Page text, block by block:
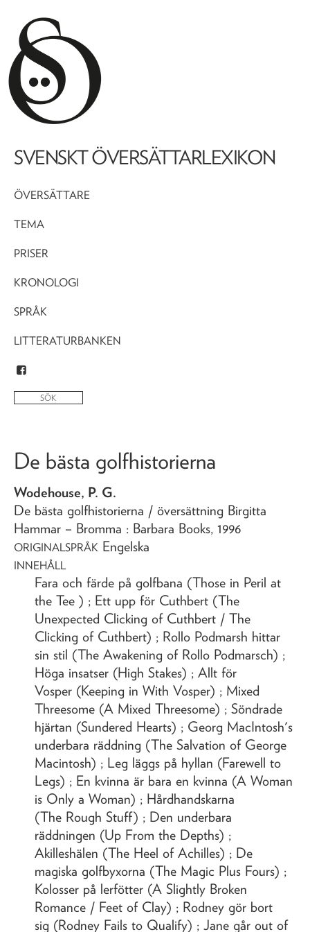
SVENSKT ÖVERSÄTTARLEXIKON
ÖVERSÄTTARE
TEMA
PRISER
KRONOLOGI
SPRÅK
LITTERATURBANKEN
De bästa golfhistorierna
Wodehouse, P. G.
De bästa golfhistorierna / översättning Birgitta
Hammar – Bromma : Barbara Books, 1996
ORIGINALSPRÅK Engelska
INNEHÅLL
Fara och färde på golfbana (Those in Peril at
the Tee ) ; Ett upp för Cuthbert (The
Unexpected Clicking of Cuthbert / The
Clicking of Cuthbert) ; Rollo Podmarsh hittar
sin stil (The Awakening of Rollo Podmarsch) ;
Höga insatser (High Stakes) ; Allt för
Vosper (Keeping in With Vosper) ; Mixed
Threesome (A Mixed Threesome) ; Söndrade
hjärtan (Sundered Hearts) ; Georg MacIntosh's
underbara räddning (The Salvation of George
Macintosh) ; Leg läggs på hyllan (Farewell to
Legs) ; En kvinna är bara en kvinna (A Woman
is Only a Woman) ; Hårdhandskarna
(The Rough Stuff) ; Den underbara
räddningen (Up From the Depths) ;
Akilleshälen (The Heel of Achilles) ; De
magiska golfbyxorna (The Magic Plus Fours) ;
Kolosser på lerfötter (A Slightly Broken
Romance / Feet of Clay) ; Rodney gör bort
sig (Rodney Fails to Qualify) ; Jane går out of